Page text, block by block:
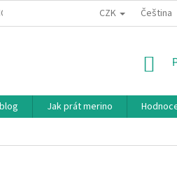
PODMÍNKY PODMÍNKY OCHRANY
CZK Čeština
Jak prát merino